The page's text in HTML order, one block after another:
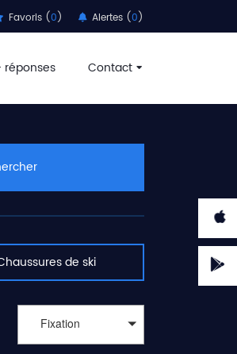
Favoris (0) Alertes (0)
réponses Contact
de ski
Fixation